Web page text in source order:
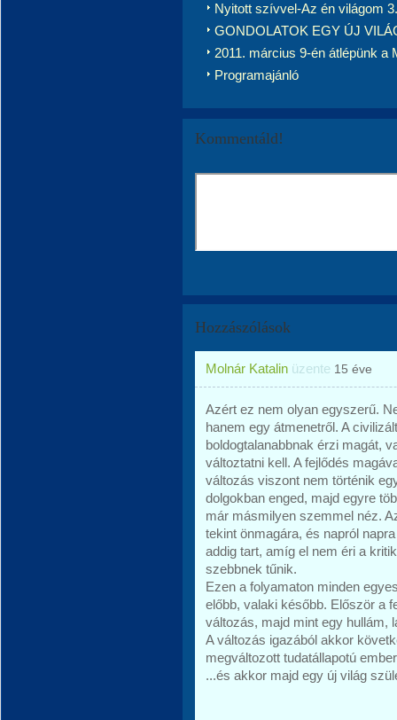
Nyitott szívvel-Az én világom 3.
GONDOLATOK EGY ÚJ
2011. március 9-én átlépünk
Programajánló
Kommentáld!
Hozzászólások
Molnár Katalin üzente 15 éve
Azért ez nem olyan egyszerű.
hanem egy átmenetről. A
boldogtalanabbnak érzi magát,
változtatni kell. A fejlődés
változás viszont nem történik
dolgokban enged, majd egyre
már másmilyen szemmel néz.
tekint önmagára, és napról
addig tart, amíg el nem éri a
szebbnek tűnik.
Ezen a folyamaton minden
előbb, valaki később. Először a
változás, majd mint egy hullám,
A változás igazából akkor
megváltozott tudatállapotú
...és akkor majd egy új világ